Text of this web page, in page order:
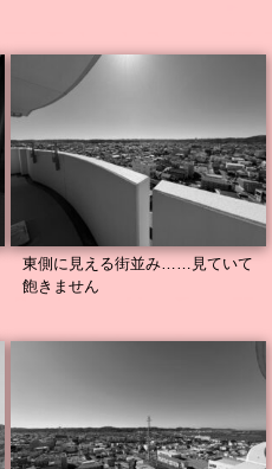
東側に見える街並み……見ていて
飽きません